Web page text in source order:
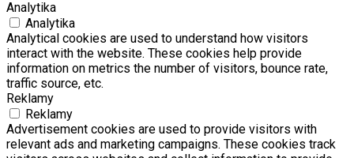
Analytika
Analytika
Analytical cookies are used to understand how visitors
interact with the website. These cookies help provide
information on metrics the number of visitors, bounce rate,
traffic source, etc.
Reklamy
Reklamy
Advertisement cookies are used to provide visitors with
relevant ads and marketing campaigns. These cookies track